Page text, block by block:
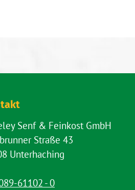
Senf & Feinkost GmbH
Straße 43
Unterhaching
61102 - 0